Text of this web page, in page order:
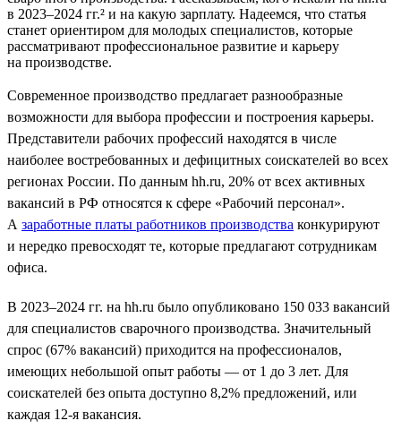
в 2023–2024 гг.² и на какую зарплату. Надеемся, что статья
станет ориентиром для молодых специалистов, которые
рассматривают профессиональное развитие и карьеру
на производстве.
Современное производство предлагает разнообразные
возможности для выбора профессии и построения карьеры.
Представители рабочих профессий находятся в числе
наиболее востребованных и дефицитных соискателей во всех
регионах России. По данным hh.ru, 20% от всех активных
вакансий в РФ относятся к сфере «Рабочий персонал».
А заработные платы работников производства конкурируют
и нередко превосходят те, которые предлагают сотрудникам
офиса.
В 2023–2024 гг. на hh.ru было опубликовано 150 033 вакансий
для специалистов сварочного производства. Значительный
спрос (67% вакансий) приходится на профессионалов,
имеющих небольшой опыт работы — от 1 до 3 лет. Для
соискателей без опыта доступно 8,2% предложений, или
каждая 12-я вакансия.